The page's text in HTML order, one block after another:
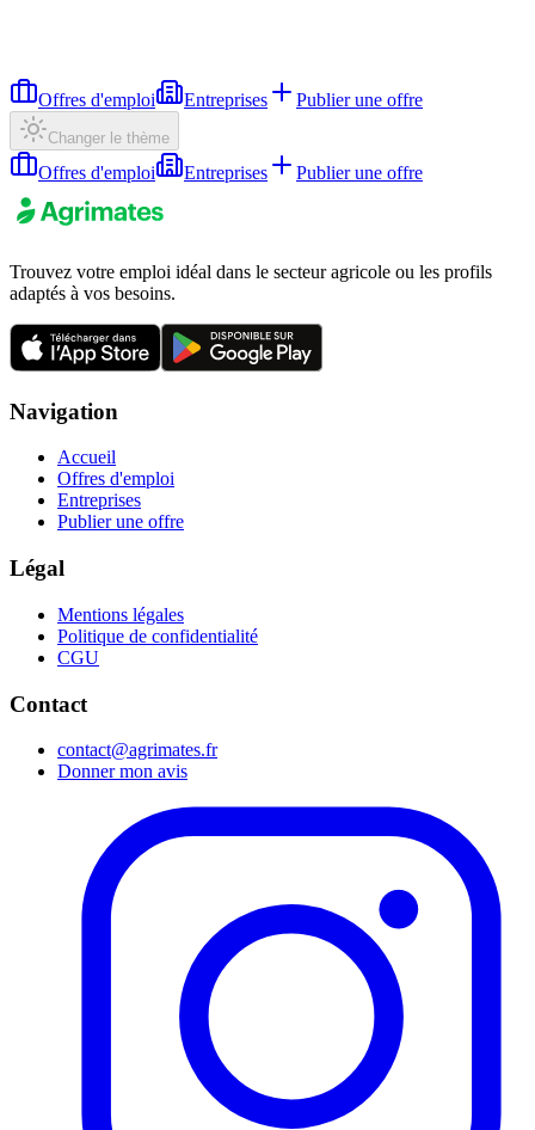
Offres d'emploi Entreprises Publier une offre
Changer le thème
Offres d'emploi Entreprises Publier une offre
Trouvez votre emploi idéal dans le secteur agricole ou les profils
adaptés à vos besoins.
Navigation
Accueil
Offres d'emploi
Entreprises
Publier une offre
Légal
Mentions légales
Politique de confidentialité
CGU
Contact
contact@agrimates.fr
Donner mon avis